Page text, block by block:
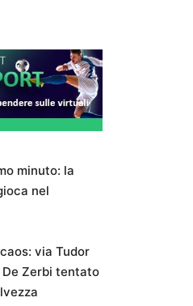
minuto: la
nel
via Tudor
Zerbi tentato